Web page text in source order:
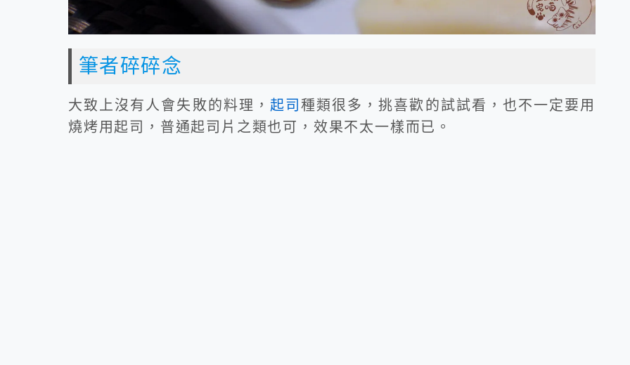
筆者碎碎念
大致上沒有人會失敗的料理， 起司 種類很多，挑喜歡的試試看，也不一定要用
燒烤用起司，普通起司片之類也可，效果不太一樣而已。